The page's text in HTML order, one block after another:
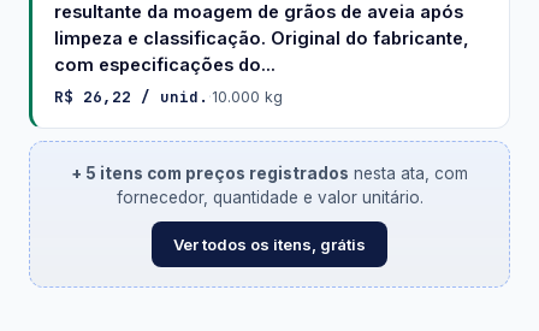
resultante da moagem de grãos de aveia após
limpeza e classificação. Original do fabricante,
com especificações do...
R$ 26,22 / unid. ·10.000 kg
+ 5 itens com preços registrados nesta ata, com
fornecedor, quantidade e valor unitário.
Ver todos os itens, grátis